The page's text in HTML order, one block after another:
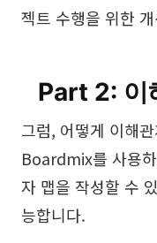
젝트 수행을 위한
Part 2: 이
그럼, 어떻게 이해
Boardmix를 사용
자 맵을 작성할 수
능합니다.